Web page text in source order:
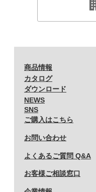
商品情報
カタログ
ダウンロード
NEWS
SNS
ご購入はこちら
お問い合わせ
よくあるご質問 Q&A
お客様ご相談窓口